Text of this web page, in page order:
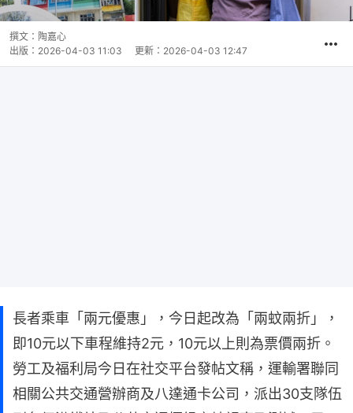
撰文： 陶嘉心
出版： 2026-04-03 11:03 更新： 2026-04-03 12:47
長者乘車「兩元優惠」，今日起改為「兩蚊兩折」，
即10元以下車程維持2元，10元以上則為票價兩折。
勞工及福利局今日在社交平台發帖文稱，運輸署聯同
相關公共交通營辦商及八達通卡公司，派出30支隊伍